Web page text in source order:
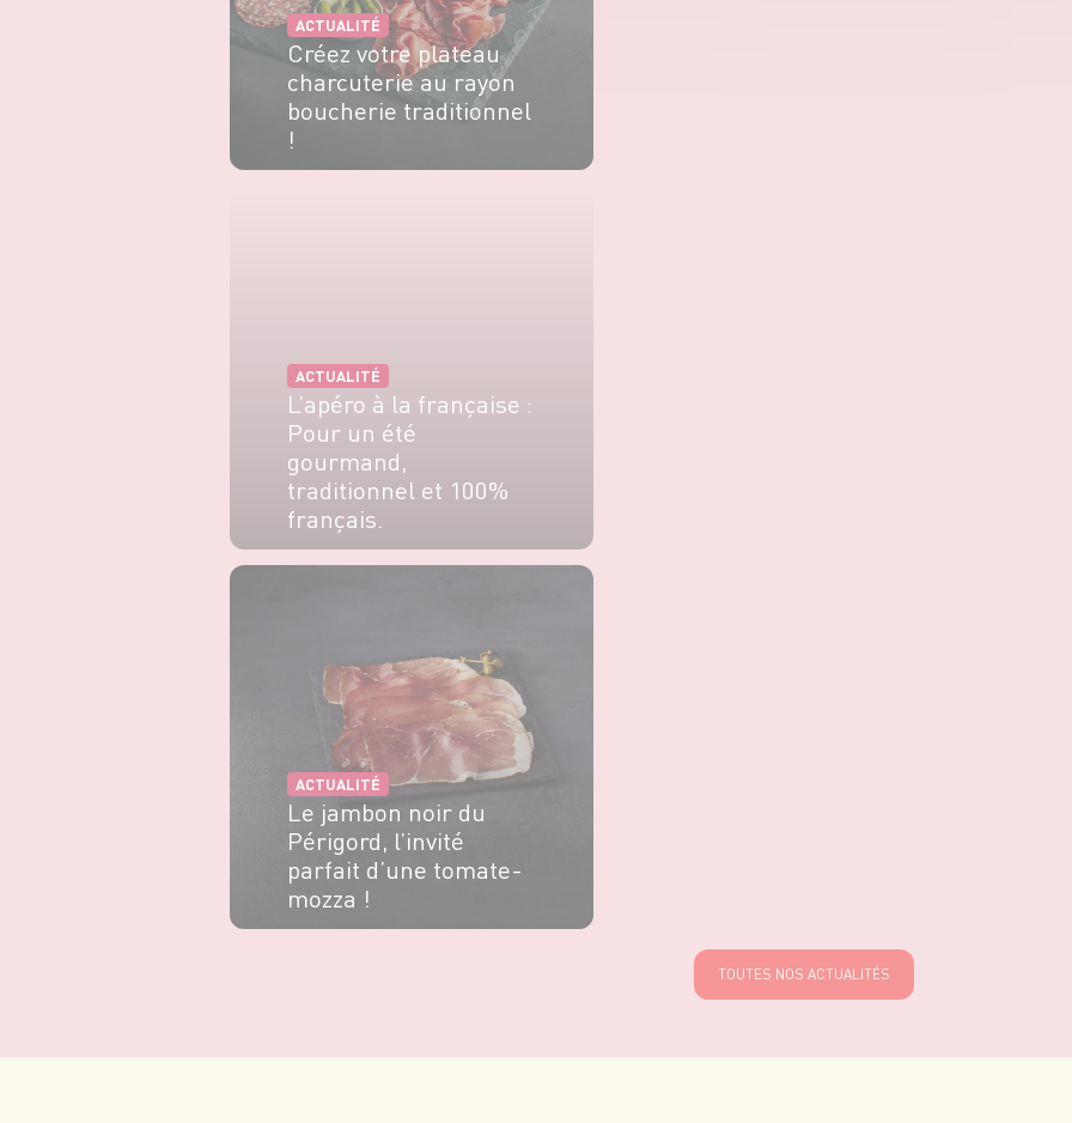
ACTUALITÉ
Créez votre plateau
charcuterie au rayon
boucherie traditionnel
!
ACTUALITÉ
L’apéro à la française :
Pour un été
gourmand,
traditionnel et 100%
français.
ACTUALITÉ
Le jambon noir du
Périgord, l’invité
parfait d’une tomate-
mozza !
TOUTES NOS ACTUALITÉS